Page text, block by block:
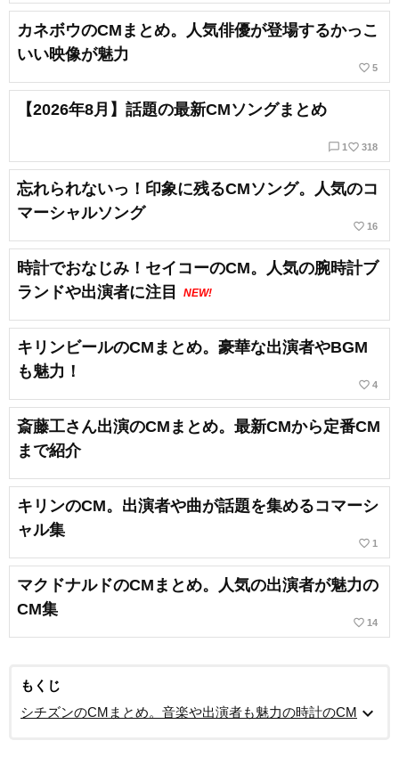
カネボウのCMまとめ。人気俳優が登場するかっこ
いい映像が魅力
favorite_border 5
【2026年8月】話題の最新CMソングまとめ
chat_bubble_outline 1 favorite_border 318
忘れられないっ！印象に残るCMソング。人気のコ
マーシャルソング
favorite_border 16
時計でおなじみ！セイコーのCM。人気の腕時計ブ
ランドや出演者に注目
NEW!
キリンビールのCMまとめ。豪華な出演者やBGM
も魅力！
favorite_border 4
斎藤工さん出演のCMまとめ。最新CMから定番CM
まで紹介
キリンのCM。出演者や曲が話題を集めるコマーシ
ャル集
favorite_border 1
マクドナルドのCMまとめ。人気の出演者が魅力の
CM集
favorite_border 14
もくじ
シチズンのCMまとめ。音楽や出演者も魅力の時計のCM expand_more